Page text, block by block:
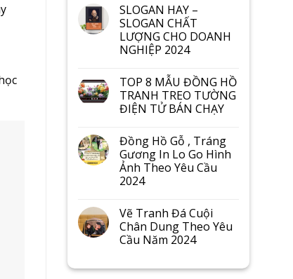
SLOGAN HAY –
SLOGAN CHẤT
LƯỢNG CHO DOANH
NGHIỆP 2024
TOP 8 MẪU ĐỒNG HỒ
TRANH TREO TƯỜNG
ĐIỆN TỬ BÁN CHẠY
Đồng Hồ Gỗ , Tráng
Gương In Lo Go Hình
Ảnh Theo Yêu Cầu
2024
Vẽ Tranh Đá Cuội
Chân Dung Theo Yêu
Cầu Năm 2024